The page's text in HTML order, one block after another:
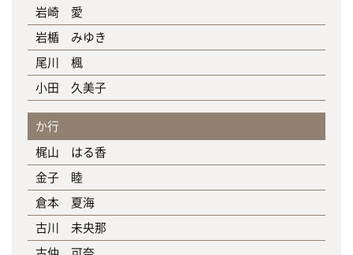
岩崎 愛
岩楯 みゆき
尾川 楓
小田 久美子
か行
梶山 はる香
金子 睦
倉本 夏海
古川 未央那